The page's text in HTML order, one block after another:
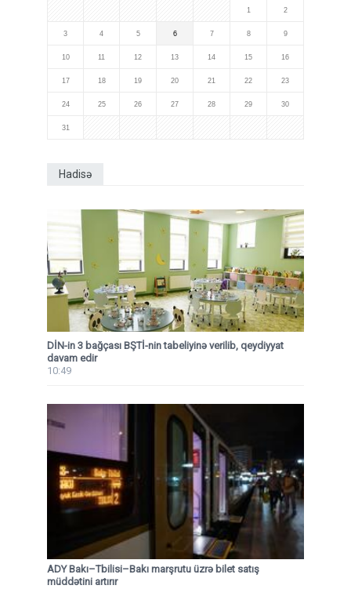
1 2
3 4 5 6 7 8 9
10 11 12 13 14 15 16
17 18 19 20 21 22 23
24 25 26 27 28 29 30
31
Hadisə
DİN-in 3 bağçası BŞTİ-nin tabeliyinə verilib, qeydiyyat
davam edir
10:49
ADY Bakı–Tbilisi–Bakı marşrutu üzrə bilet satış
müddətini artırır